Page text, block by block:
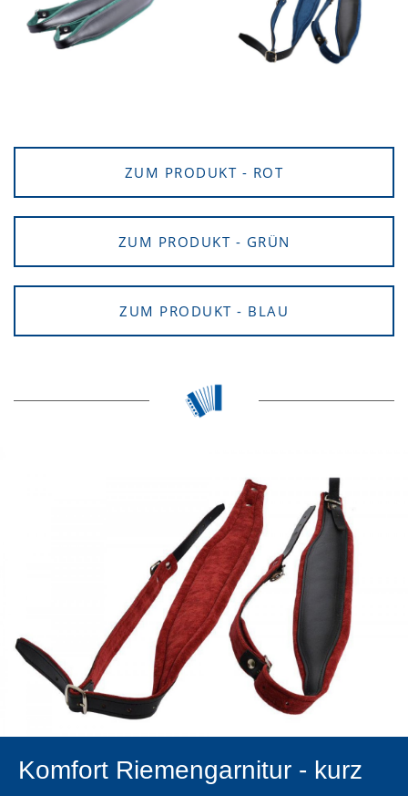
ZUM PRODUKT - ROT
ZUM PRODUKT - GRÜN
ZUM PRODUKT - BLAU
Komfort Riemengarnitur - kurz